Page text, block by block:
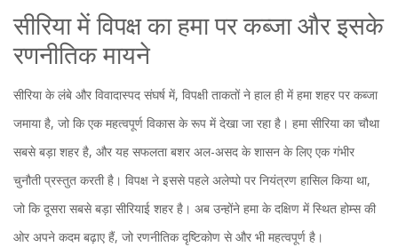
सीरिया में विपक्ष का हमा पर कब्जा और इसके
रणनीतिक मायने
सीरिया के लंबे और विवादास्पद संघर्ष में, विपक्षी ताकतों ने हाल ही में हमा शहर पर कब्जा
जमाया है, जो कि एक महत्वपूर्ण विकास के रूप में देखा जा रहा है। हमा सीरिया का चौथा
सबसे बड़ा शहर है, और यह सफलता बशर अल-असद के शासन के लिए एक गंभीर
चुनौती प्रस्तुत करती है। विपक्ष ने इससे पहले अलेप्पो पर नियंत्रण हासिल किया था,
जो कि दूसरा सबसे बड़ा सीरियाई शहर है। अब उन्होंने हमा के दक्षिण में स्थित होम्स की
ओर अपने कदम बढ़ाए हैं, जो रणनीतिक दृष्टिकोण से और भी महत्वपूर्ण है।